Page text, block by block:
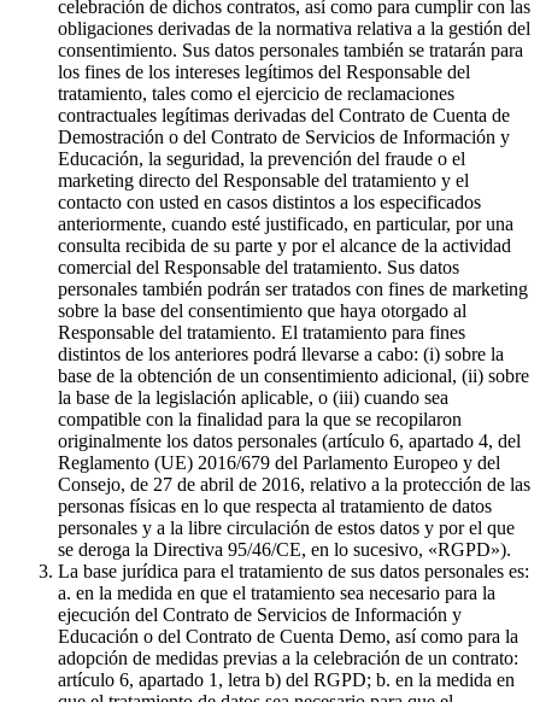
celebración de dichos contratos, así como para cumplir con las
obligaciones derivadas de la normativa relativa a la gestión del
consentimiento. Sus datos personales también se tratarán para
los fines de los intereses legítimos del Responsable del
tratamiento, tales como el ejercicio de reclamaciones
contractuales legítimas derivadas del Contrato de Cuenta de
Demostración o del Contrato de Servicios de Información y
Educación, la seguridad, la prevención del fraude o el
marketing directo del Responsable del tratamiento y el
contacto con usted en casos distintos a los especificados
anteriormente, cuando esté justificado, en particular, por una
consulta recibida de su parte y por el alcance de la actividad
comercial del Responsable del tratamiento. Sus datos
personales también podrán ser tratados con fines de marketing
sobre la base del consentimiento que haya otorgado al
Responsable del tratamiento. El tratamiento para fines
distintos de los anteriores podrá llevarse a cabo: (i) sobre la
base de la obtención de un consentimiento adicional, (ii) sobre
la base de la legislación aplicable, o (iii) cuando sea
compatible con la finalidad para la que se recopilaron
originalmente los datos personales (artículo 6, apartado 4, del
Reglamento (UE) 2016/679 del Parlamento Europeo y del
Consejo, de 27 de abril de 2016, relativo a la protección de las
personas físicas en lo que respecta al tratamiento de datos
personales y a la libre circulación de estos datos y por el que
se deroga la Directiva 95/46/CE, en lo sucesivo, «RGPD»).
La base jurídica para el tratamiento de sus datos personales es:
a. en la medida en que el tratamiento sea necesario para la
ejecución del Contrato de Servicios de Información y
Educación o del Contrato de Cuenta Demo, así como para la
adopción de medidas previas a la celebración de un contrato:
artículo 6, apartado 1, letra b) del RGPD; b. en la medida en